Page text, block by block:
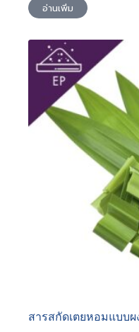
อ่านเพิ่ม
สารสกัดเตยหอมแบบผ